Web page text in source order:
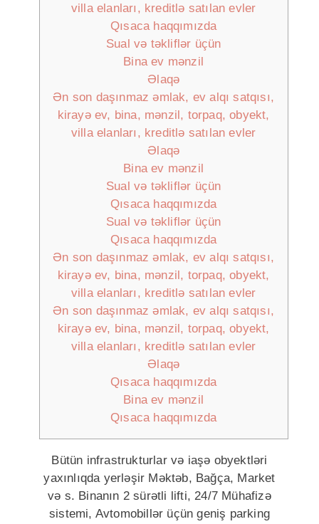
villa elanları, kreditlə satılan evler
Qısaca haqqımızda
Sual və təkliflər üçün
Bina ev mənzil
Əlaqə
Ən son daşınmaz əmlak, ev alqı satqısı,
kirayə ev, bina, mənzil, torpaq, obyekt,
villa elanları, kreditlə satılan evler
Əlaqə
Bina ev mənzil
Sual və təkliflər üçün
Qısaca haqqımızda
Sual və təkliflər üçün
Qısaca haqqımızda
Ən son daşınmaz əmlak, ev alqı satqısı,
kirayə ev, bina, mənzil, torpaq, obyekt,
villa elanları, kreditlə satılan evler
Ən son daşınmaz əmlak, ev alqı satqısı,
kirayə ev, bina, mənzil, torpaq, obyekt,
villa elanları, kreditlə satılan evler
Əlaqə
Qısaca haqqımızda
Bina ev mənzil
Qısaca haqqımızda
Bütün infrastrukturlar və iaşə obyektləri
yaxınlıqda yerləşir Məktəb, Bağça, Market
və s. Binanın 2 sürətli lifti, 24/7 Mühafizə
sistemi, Avtomobillər üçün geniş parking